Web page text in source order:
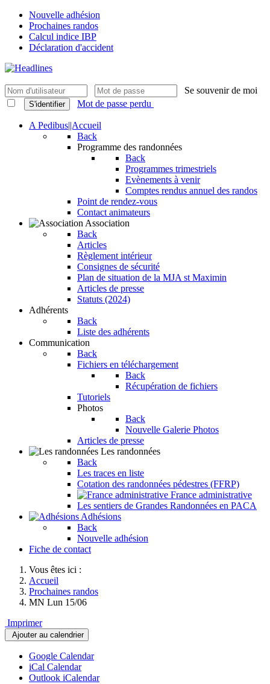
Nouvelle adhésion
Prochaines randos
Calcul indice IBP
Déclaration d'accident
Se souvenir de moi
S'identifier Mot de passe perdu
A Pedibus||Accueil
Back
Programme des randonnées
Back
Programmes trimestriels
Evènements à venir
Comptes rendus annuel des randos
Point de rendez-vous
Contact animateurs
Association
Back
Articles
Règlement intérieur
Consignes de sécurité
Plan de situation de la MJA st Maximin
Articles de presse
Statuts (2024)
Adhérents
Back
Liste des adhérents
Communication
Back
Fichiers en téléchargement
Back
Récupération de fichiers
Tutoriels
Photos
Back
Nouvelle Galerie Photos
Articles de presse
Les randonnées
Back
Les traces en liste
Cotation des randonnées pédestres (FFRP)
France administrative
Les sentiers de Grandes Randonnées en PACA
Adhésions
Back
Nouvelle adhésion
Fiche de contact
Vous êtes ici :
Accueil
Prochaines randos
MN Lun 15/06
Imprimer
Ajouter au calendrier
Google Calendar
iCal Calendar
Outlook iCalendar